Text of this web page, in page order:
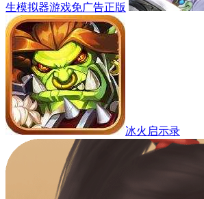
生模拟器游戏免广告正版
冰火启示录